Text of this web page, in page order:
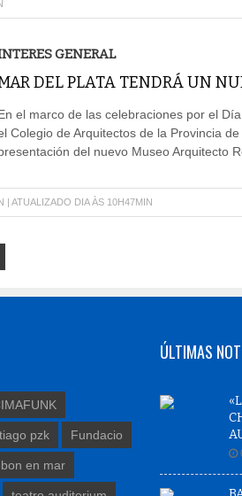
GENERAL
DEL PLATA TENDRÁ UN
el marco de las celebraciones por el
Colegio de Arquitectos de la Provincia
del nuevo Museo Arquitecto
ATUALIZADO DIA ÀS 10H47MIN
tiago pzk Fundacio
en mar
ÚLTIMAS